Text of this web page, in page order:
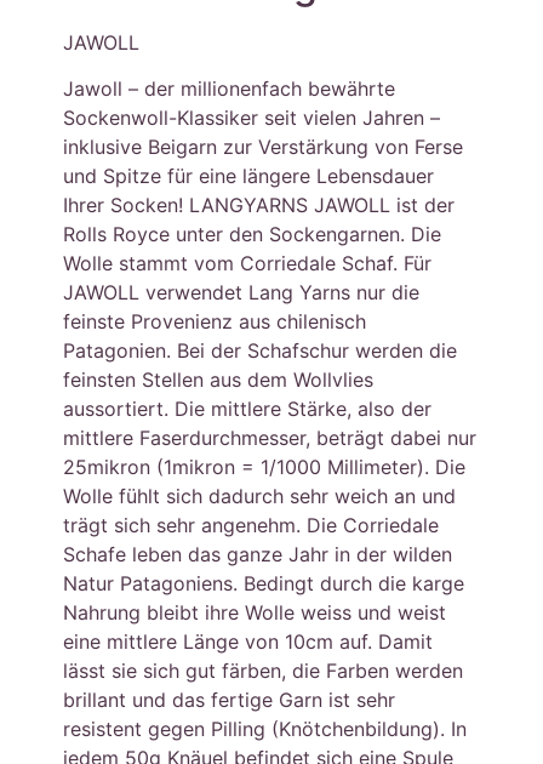
JAWOLL
Jawoll – der millionenfach bewährte
Sockenwoll-Klassiker seit vielen Jahren –
inklusive Beigarn zur Verstärkung von Ferse
und Spitze für eine längere Lebensdauer
Ihrer Socken! LANGYARNS JAWOLL ist der
Rolls Royce unter den Sockengarnen. Die
Wolle stammt vom Corriedale Schaf. Für
JAWOLL verwendet Lang Yarns nur die
feinste Provenienz aus chilenisch
Patagonien. Bei der Schafschur werden die
feinsten Stellen aus dem Wollvlies
aussortiert. Die mittlere Stärke, also der
mittlere Faserdurchmesser, beträgt dabei nur
25mikron (1mikron = 1/1000 Millimeter). Die
Wolle fühlt sich dadurch sehr weich an und
trägt sich sehr angenehm. Die Corriedale
Schafe leben das ganze Jahr in der wilden
Natur Patagoniens. Bedingt durch die karge
Nahrung bleibt ihre Wolle weiss und weist
eine mittlere Länge von 10cm auf. Damit
lässt sie sich gut färben, die Farben werden
brillant und das fertige Garn ist sehr
resistent gegen Pilling (Knötchenbildung). In
jedem 50g Knäuel befindet sich eine Spule